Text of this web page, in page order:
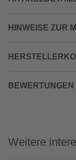
HINWEISE ZUR
BEWERTUNGEN
Weitere